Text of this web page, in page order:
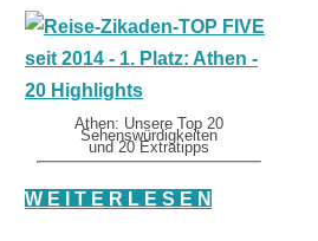
Athen: Unsere Top 20
Sehenswürdigkeiten
und 20 Extratipps
W E I T E R L E S E N